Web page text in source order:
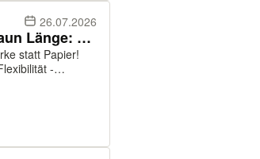
26.07.2026
Lagerware Trapezblech 31-207 DACH Rotbraun Länge: 2,5 - 5,5 m
statt Papier!
-